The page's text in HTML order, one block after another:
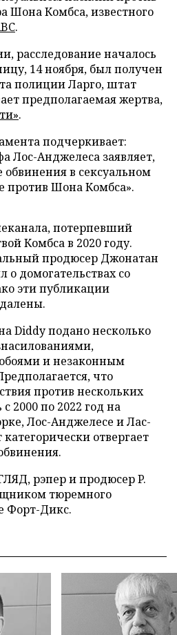
Шона Комбса, известного
.
расследование началось
14 ноября, был получен
полиции Ларго, штат
предполагаемая жертва,
.
подчеркивает:
Лос-Анджелеса заявляет,
обвинения в сексуальном
против Шона Комбса».
потерпевший
Комбса в 2020 году.
продюсер Джонатан
о домогательствах со
эти публикации
Diddy подано несколько
и незаконным
что
против нескольких
2000 по 2022 год на
Лос-Анджелесе и Лас-
отвергает
рэпер и продюсер P.
тюремного
Форт-Дикс.